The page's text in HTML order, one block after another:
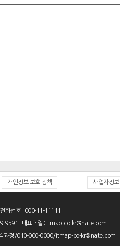
개인정보 보호 정책 사업자정보
화번호 : 000-11-11111
9591 | 대표메일 : itmap-co-kr@nate.com
: 김과정/010-000-0000/itmap-co-kr@nate.com